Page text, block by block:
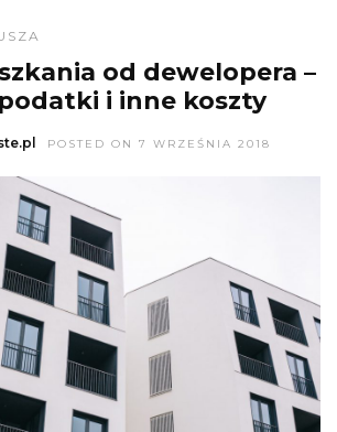
od dewelopera –
i inne koszty
POSTED ON 7 WRZEŚNIA 2018